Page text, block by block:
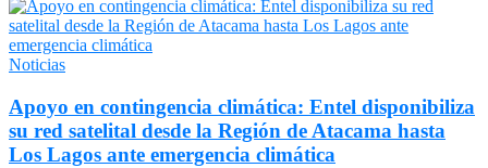
Noticias
Apoyo en contingencia climática: Entel disponibiliza
su red satelital desde la Región de Atacama hasta
Los Lagos ante emergencia climática